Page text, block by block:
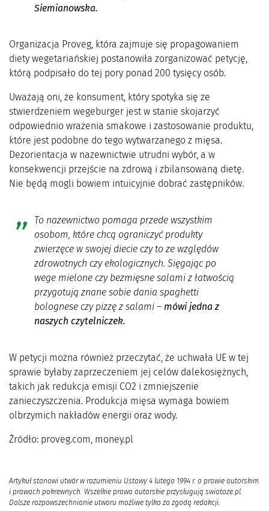
Siemianowska.
Organizacja Proveg, która zajmuje się propagowaniem
diety wegetariańskiej postanowiła zorganizować petycję,
którą podpisało do tej pory ponad 200 tysięcy osób.
Uważają oni, że konsument, który spotyka się ze
stwierdzeniem wegeburger jest w stanie skojarzyć
odpowiednio wrażenia smakowe i zastosowanie produktu,
które jest podobne do tego wytwarzanego z mięsa.
Dezorientacja w nazewnictwie utrudni wybór, a w
konsekwencji przejście na zdrową i zbilansowaną dietę.
Nie będą mogli bowiem intuicyjnie dobrać zastępników.
To nazewnictwo pomaga przede wszystkim
osobom, które chcą ograniczyć produkty
zwierzęce w swojej diecie czy to ze względów
zdrowotnych czy ekologicznych. Sięgając po
wege mielone czy bezmięsne salami z łatwością
przygotują znane sobie dania spaghetti
bolognese czy pizzęz salami– mówi jedna z
naszych czytelniczek.
W petycji można również przeczytać, że uchwała UE w tej
sprawie byłaby zaprzeczeniem jej celów dalekosiężnych,
takich jak redukcja emisji CO2 i zmniejszenie
zanieczyszczenia. Produkcja mięsa wymaga bowiem
olbrzymich nakładów energii oraz wody.
Źródło: proveg.com, money.pl
Artykuł stanowi utwór w rozumieniu Ustawy 4 lutego 1994 r. o prawie autorskim
i prawach pokrewnych. Wszelkie prawa autorskie przysługują swiatoze.pl.
Dalsze rozpowszechnianie utworu możliwe tylko za zgodą redakcji.